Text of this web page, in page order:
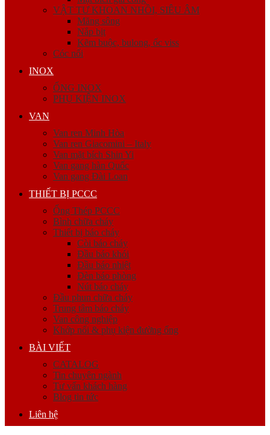
VẬT TƯ KHOAN NHỒI, SIÊU ÂM
Măng sông
Nắp bịt
Kẽm buộc, bulong, ốc viss
Cóc nối
INOX
ỐNG INOX
PHỤ KIỆN INOX
VAN
Van ren Minh Hòa
Van ren Giacomini – Italy
Van mặt bích Shin Yi
Van gang hàn Quốc
Van gang Đài Loan
THIẾT BỊ PCCC
Ống Thép PCCC
Bình chữa cháy
Thiết bị báo cháy
Còi báo cháy
Đầu báo khói
Đầu báo nhiệt
Đèn báo phòng
Nút báo cháy
Đầu phun chữa cháy
Trung tâm báo cháy
Van công nghiệp
Khớp nối & phụ kiện đường ống
BÀI VIẾT
CATALOG
Tin chuyên ngành
Tư vấn khách hàng
Blog tin tức
Liên hệ